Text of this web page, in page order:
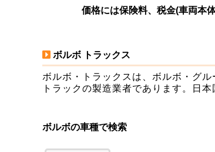
価格には保険料、税金(車両本
ボルボ トラックス
ボルボ・トラックスは、ボルボ・グ
トラックの製造業者であります。日
ボルボの車種で検索